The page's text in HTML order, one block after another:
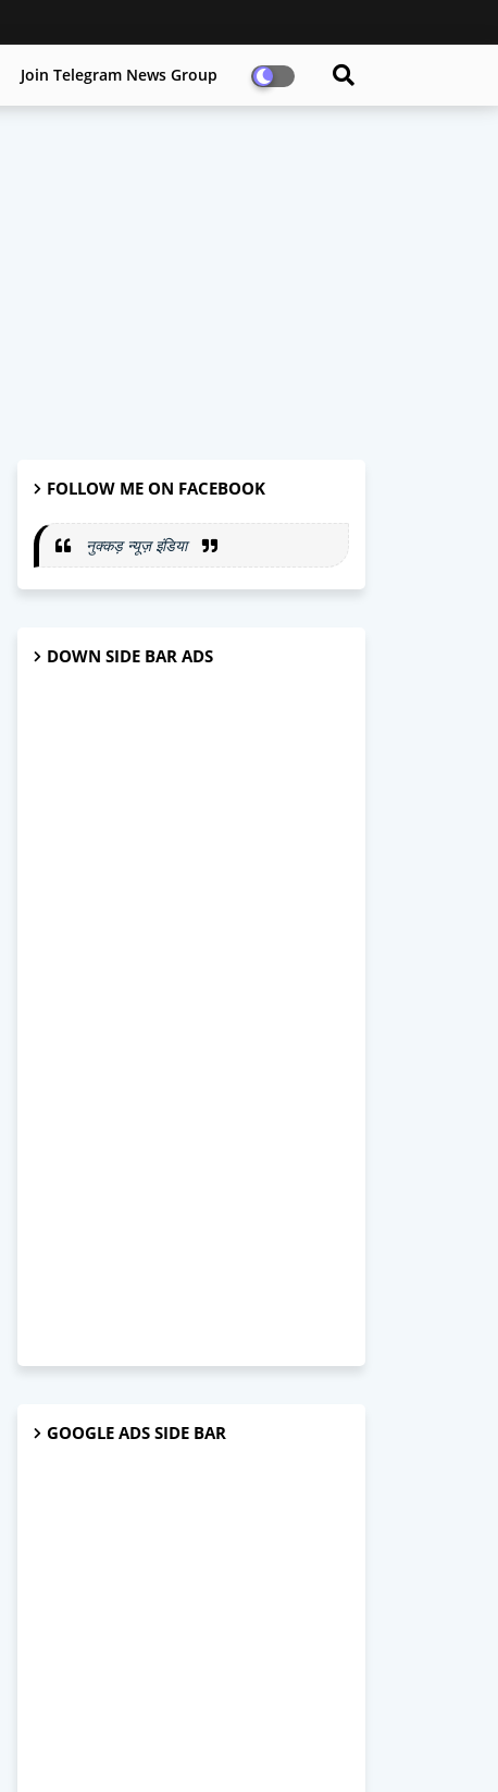
Join Telegram News Group
FOLLOW ME ON FACEBOOK
नुक्कड़ न्यूज़ इंडिया
DOWN SIDE BAR ADS
GOOGLE ADS SIDE BAR